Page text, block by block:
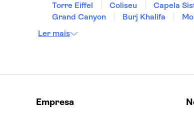
Torre Eiffel
Coliseu Capela
Grand Canyon
Burj Khalifa
Ler mais
Empresa